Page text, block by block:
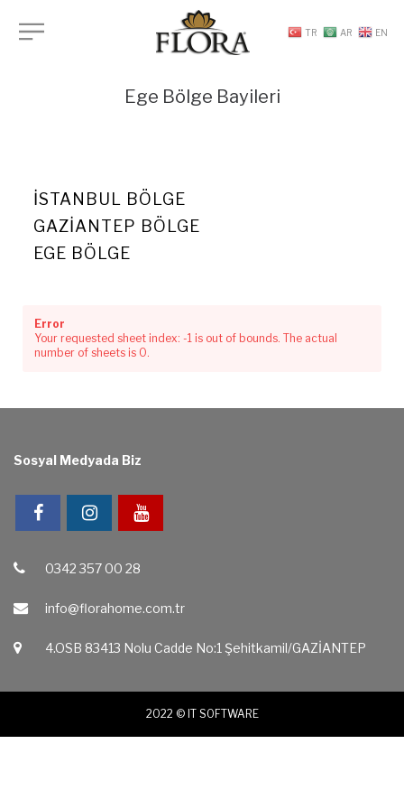
TR AR EN
Ege Bölge Bayileri
İSTANBUL BÖLGE
GAZIANTEP BÖLGE
EGE BÖLGE
Error
Your requested sheet index: -1 is out of bounds. The actual
number of sheets is 0.
Sosyal Medyada Biz
0342 357 00 28
info@florahome.com.tr
4.OSB 83413 Nolu Cadde No:1 Şehitkamil/GAZİANTEP‎
2022 © IT SOFTWARE